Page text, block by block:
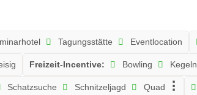
Tagungsstätte Eventlocation
Freizeit-Incentive: Bowling Kegeln
Schatzsuche Schnitzeljagd Quad